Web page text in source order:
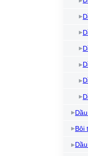
Bôi